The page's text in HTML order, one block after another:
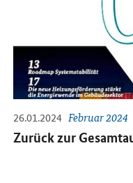
26.01.2024 Februar 2024
Zurück zur